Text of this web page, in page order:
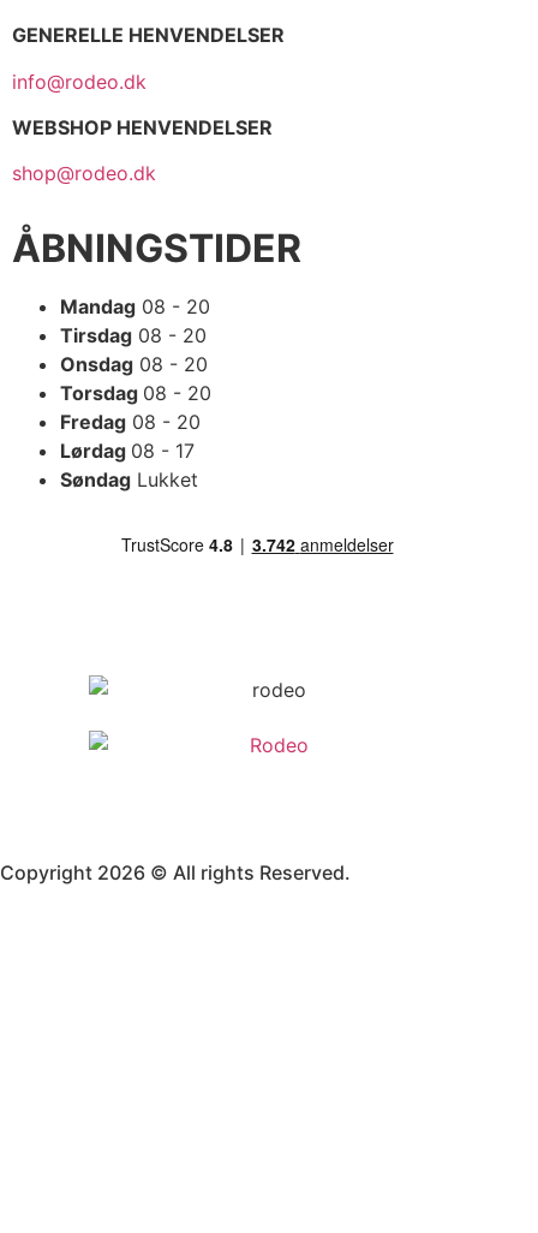
GENERELLE HENVENDELSER
info@rodeo.dk
WEBSHOP HENVENDELSER
shop@rodeo.dk
ÅBNINGSTIDER
Mandag 08 - 20
Tirsdag 08 - 20
Onsdag 08 - 20
Torsdag 08 - 20
Fredag 08 - 20
Lørdag 08 - 17
Søndag Lukket
Copyright 2026 © All rights Reserved.